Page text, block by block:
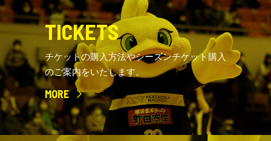
TICKETS
チケットの購入方法やシーズンチケット購入
のご案内をいたします。
MORE